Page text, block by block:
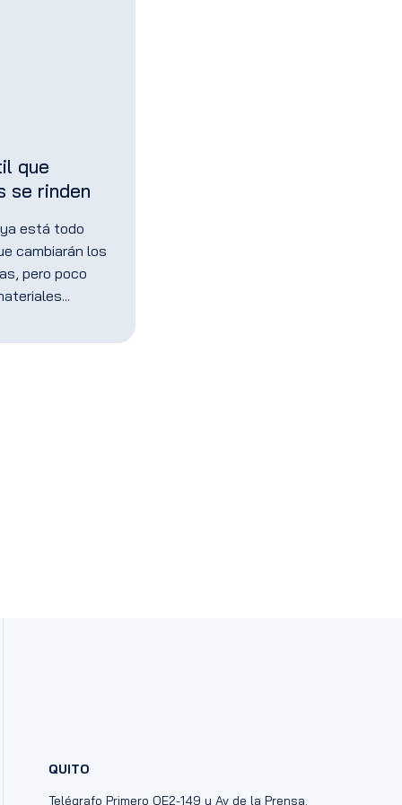
que
se rinden
está todo
cambiarán los
pero poco
QUITO
Telégrafo Primero OE2-149 y Av de la Prensa.